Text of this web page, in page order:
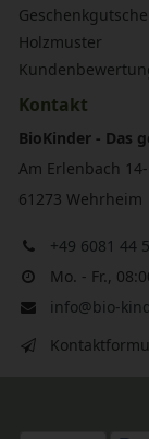
Holzmuster
Kontakt
BioKinder - Das
Am Erlenbach
61273 Wehrheim
+49 6081 44
Mo. - Fr.,
info@bio-